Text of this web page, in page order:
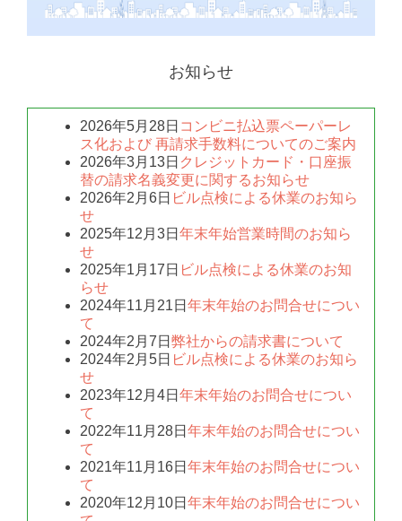
お知らせ
2026年5月28日 コンビニ払込票ペーパーレ
ス化および 再請求手数料についてのご案内
2026年3月13日 クレジットカード・口座振
替の請求名義変更に関するお知らせ
2026年2月6日 ビル点検による休業のお知ら
せ
2025年12月3日 年末年始営業時間のお知ら
せ
2025年1月17日 ビル点検による休業のお知
らせ
2024年11月21日 年末年始のお問合せについ
て
2024年2月7日 弊社からの請求書について
2024年2月5日 ビル点検による休業のお知ら
せ
2023年12月4日 年末年始のお問合せについ
て
2022年11月28日 年末年始のお問合せについ
て
2021年11月16日 年末年始のお問合せについ
て
2020年12月10日 年末年始のお問合せについ